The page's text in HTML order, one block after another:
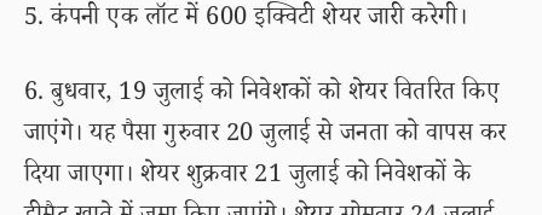
5. कंपनी एक लॉट में 600 इक्विटी शेयर जारी करेगी।
6. बुधवार, 19 जुलाई को निवेशकों को शेयर वितरित किए
जाएंगे। यह पैसा गुरुवार 20 जुलाई से जनता को वापस कर
दिया जाएगा। शेयर शुक्रवार 21 जुलाई को निवेशकों के